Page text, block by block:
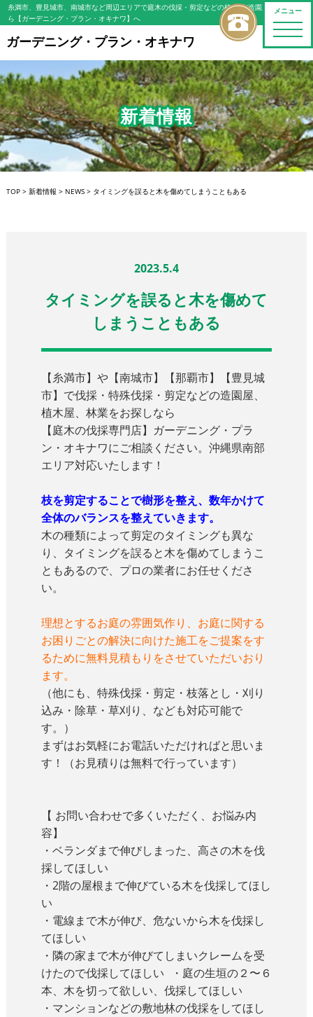
メニュー
toggle
糸満市、豊見城市、南城市など周辺エリアで庭木の伐採・剪定などの植木屋/造園屋をお探しな
ら【ガーデニング・プラン・オキナワ】へ
ガーデニング・プラン・オキナワ
新着情報
TOP> 新着情報 > NEWS> タイミングを誤ると木を傷めてしまうこともある
2023.5.4
タイミングを誤ると木を傷めて
しまうこともある
【糸満市】や【南城市】【那覇市】【豊見城
市】で伐採・特殊伐採・剪定などの造園屋、
植木屋、林業をお探しなら
【庭木の伐採専門店】ガーデニング・プラ
ン・オキナワにご相談ください。沖縄県南部
エリア対応いたします！
枝を剪定することで樹形を整え、数年かけて
全体のバランスを整えていきます。
木の種類によって剪定のタイミングも異な
り、タイミングを誤ると木を傷めてしまうこ
ともあるので、プロの業者にお任せくださ
い。
理想とするお庭の雰囲気作り、お庭に関する
お困りごとの解決に向けた施工をご提案をす
るために無料見積もりをさせていただいおり
ます。
（他にも、特殊伐採・剪定・枝落とし・刈り
込み・除草・草刈り、なども対応可能で
す。）
まずはお気軽にお電話いただければと思いま
す！（お見積りは無料で行っています）
【 お問い合わせで多くいただく、お悩み内
容】
・ベランダまで伸びしまった、高さの木を伐
採してほしい
・2階の屋根まで伸びている木を伐採してほし
い
・電線まで木が伸び、危ないから木を伐採し
てほしい
・隣の家まで木が伸びてしまいクレームを受
けたので伐採してほしい ・庭の生垣の２〜６
本、木を切って欲しい、伐採してほしい
・マンションなどの敷地林の伐採をしてほし